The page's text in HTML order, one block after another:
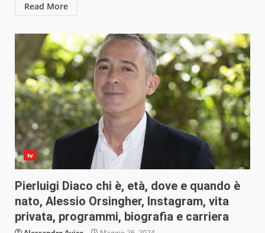
Read More
tv
Pierluigi Diaco chi è, età, dove e quando è
nato, Alessio Orsingher, Instagram, vita
privata, programmi, biografia e carriera